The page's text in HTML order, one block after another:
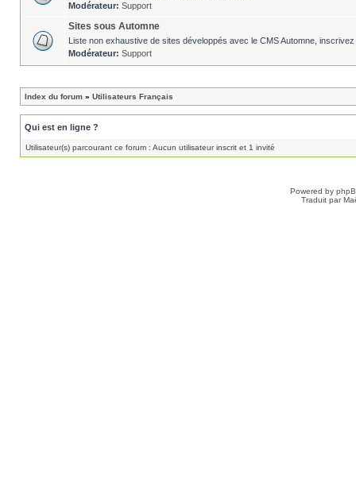
Modérateur: Support
Sites sous Automne
Liste non exhaustive de sites développés avec le CMS Automne,
Modérateur: Support
Index du forum » Utilisateurs Français
Qui est en ligne ?
Utilisateur(s) parcourant ce forum : Aucun utilisateur inscrit et 1 invité
Powered by
Traduit par